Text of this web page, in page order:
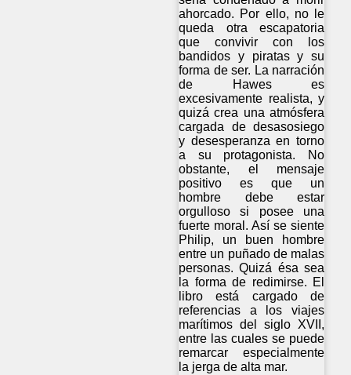
ahorcado. Por ello, no le
queda otra escapatoria
que convivir con los
bandidos y piratas y su
forma de ser. La narración
de Hawes es
excesivamente realista, y
quizá crea una atmósfera
cargada de desasosiego
y desesperanza en torno
a su protagonista. No
obstante, el mensaje
positivo es que un
hombre debe estar
orgulloso si posee una
fuerte moral. Así se siente
Philip, un buen hombre
entre un puñado de malas
personas. Quizá ésa sea
la forma de redimirse. El
libro está cargado de
referencias a los viajes
marítimos del siglo XVII,
entre las cuales se puede
remarcar especialmente
la jerga de alta mar.